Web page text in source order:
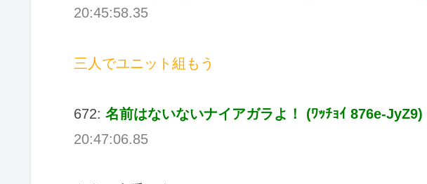
20:45:58.35
三人でユニット組もう
672: 名前はないないナイアガラよ！ (ﾜｯﾁｮｲ 876e-JyZ9)
20:47:06.85